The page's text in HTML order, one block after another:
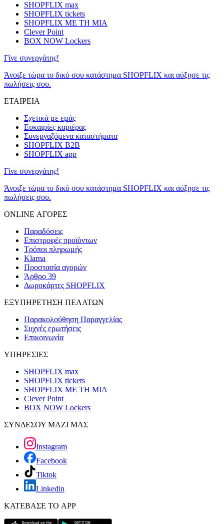
SHOPFLIX max
SHOPFLIX tickets
SHOPFLIX ΜΕ ΤΗ ΜΙΑ
Clever Point
BOX NOW Lockers
Γίνε συνεργάτης!
Άνοιξε τώρα το δικό σου κατάστημα SHOPFLIX και αύξησε τις
πωλήσεις σου.
ΕΤΑΙΡΕΙΑ
Σχετικά με εμάς
Ευκαιρίες καριέρας
Συνεργαζόμενα καταστήματα
SHOPFLIX B2B
SHOPFLIX app
Γίνε συνεργάτης!
Άνοιξε τώρα το δικό σου κατάστημα SHOPFLIX και αύξησε τις
πωλήσεις σου.
ONLINE ΑΓΟΡΕΣ
Παραδόσεις
Επιστροφές προϊόντων
Τρόποι πληρωμής
Klarna
Προστασία αγορών
Άρθρο 39
Δωροκάρτες SHOPFLIX
ΕΞΥΠΗΡΕΤΗΣΗ ΠΕΛΑΤΩΝ
Παρακολούθηση Παραγγελίας
Συχνές ερωτήσεις
Επικοινωνία
ΥΠΗΡΕΣΙΕΣ
SHOPFLIX max
SHOPFLIX tickets
SHOPFLIX ΜΕ ΤΗ ΜΙΑ
Clever Point
BOX NOW Lockers
ΣΥΝΔΕΣΟΥ ΜΑΖΙ ΜΑΣ
Instagram
Facebook
Tiktok
Linkedin
ΚΑΤΕΒΑΣΕ ΤΟ APP